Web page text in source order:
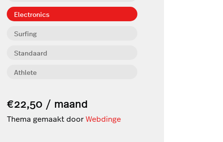
Electronics
Surfing
Standaard
Athlete
€22,50 / maand
Thema gemaakt doorWebdinge